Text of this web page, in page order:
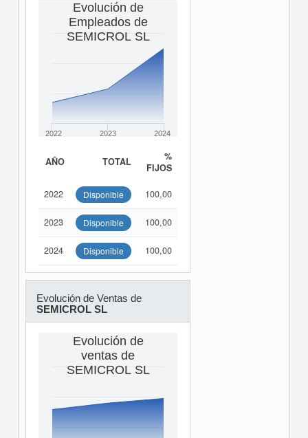
Evolución de
Empleados de
SEMICROL SL
2022 2023 2024
AÑO TOTAL
%
FIJOS
2022 Disponible 100,00
2023 Disponible 100,00
2024 Disponible 100,00
Evolución de Ventas de
SEMICROL SL
Evolución de
ventas de
SEMICROL SL